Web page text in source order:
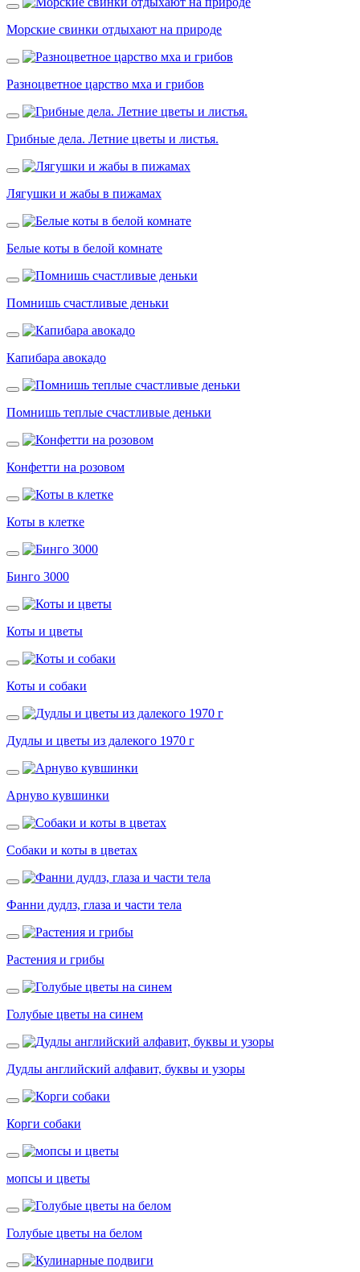
Морские свинки отдыхают на природе
Разноцветное царство мха и грибов
Грибные дела. Летние цветы и листья.
Лягушки и жабы в пижамах
Белые коты в белой комнате
Помнишь счастливые деньки
Капибара авокадо
Помнишь теплые счастливые деньки
Конфетти на розовом
Коты в клетке
Бинго 3000
Коты и цветы
Коты и собаки
Дудлы и цветы из далекого 1970 г
Арнуво кувшинки
Собаки и коты в цветах
Фанни дудлз, глаза и части тела
Растения и грибы
Голубые цветы на синем
Дудлы английский алфавит, буквы и узоры
Корги собаки
мопсы и цветы
Голубые цветы на белом